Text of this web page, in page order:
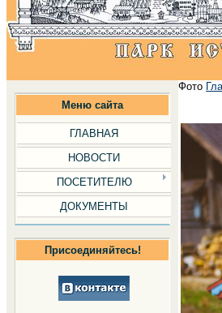
Меню сайта
ГЛАВНАЯ
НОВОСТИ
ПОСЕТИТЕЛЮ
ДОКУМЕНТЫ
Присоединяйтесь!
Фото